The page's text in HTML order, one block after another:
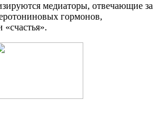
медиаторы, отвечающие за
гормонов,